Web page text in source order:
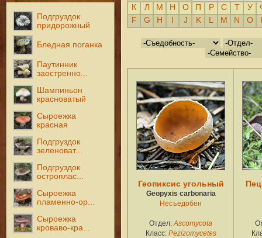
Подгруздок
придорожный
Бледная поганка
Паутинник
заостренно...
Шампиньон
красноватый
Сыроежка
красная
Подгруздок
зеленоват...
Подгруздок
остроплас...
Сыроежка
пламенно-ор...
Сыроежка
кроваво-кра...
К
Л М Н О П Р С Т У
F
G H J K M N O
Геопиксис угольный
Geopyxis carbonaria
Несъедобен
Отдел:Ascomycota
Класс: Pezizomycetes